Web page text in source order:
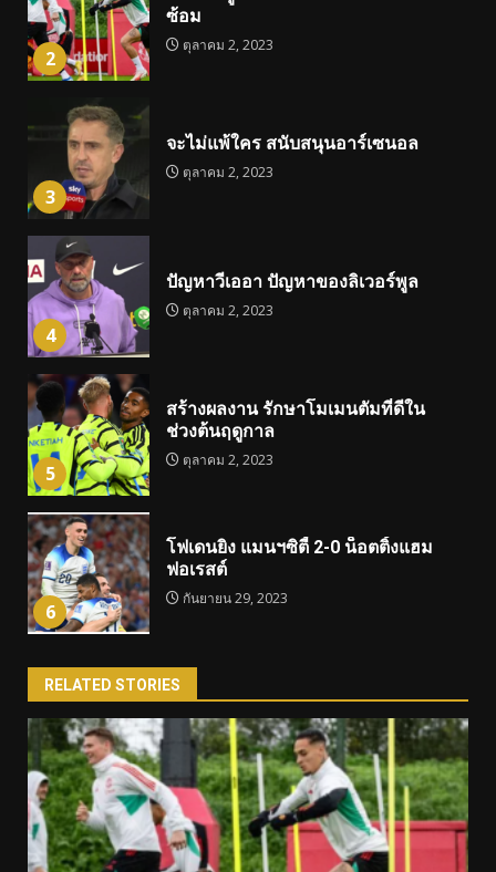
2
ซ้อม
ตุลาคม 2, 2023
3
จะไม่แพ้ใคร สนับสนุนอาร์เซนอล
ตุลาคม 2, 2023
4
ปัญหาวีเออา ปัญหาของลิเวอร์พูล
ตุลาคม 2, 2023
5
สร้างผลงาน รักษาโมเมนตัมที่ดีใน
ช่วงต้นฤดูกาล
ตุลาคม 2, 2023
6
โฟเดนยิง แมนฯซิตี้ 2-0 น็อตติ้งแฮม
ฟอเรสต์
กันยายน 29, 2023
RELATED STORIES